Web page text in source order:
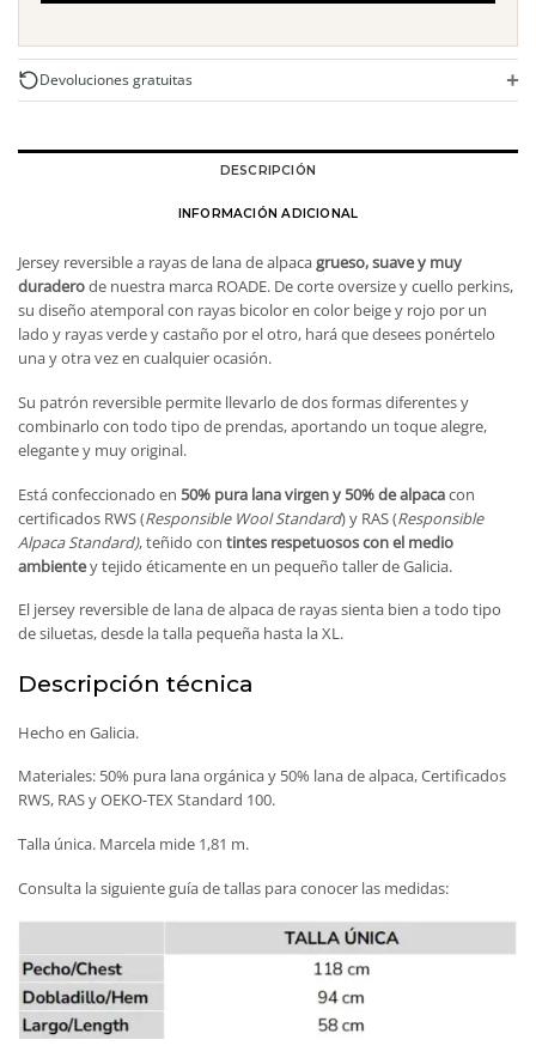
Devoluciones gratuitas +
DESCRIPCIÓN
INFORMACIÓN ADICIONAL
Jersey reversible a rayas de lana de alpacagrueso, suave y muy
duraderode nuestra marca ROADE. De corte oversize y cuello perkins,
su diseño atemporal con rayas bicolor en color beige y rojo por un
lado y rayas verde y castaño por el otro, hará que desees ponértelo
una y otra vez en cualquier ocasión.
Su patrón reversible permite llevarlo de dos formas diferentes y
combinarlo con todo tipo de prendas, aportando un toque alegre,
elegante y muy original.
Está confeccionado en 50% pura lana virgen y 50% de alpacacon
certificados RWS (Responsible Wool Standard) y RAS (Responsible
Alpaca Standard), teñido con tintes respetuosos con el medio
ambientey tejido éticamente en un pequeño taller de Galicia.
El jersey reversible de lana de alpaca de rayas sienta bien a todo tipo
de siluetas, desde la talla pequeña hasta la XL.
Descripción técnica
Hecho en Galicia.
Materiales: 50% pura lana orgánica y 50% lana de alpaca, Certificados
RWS, RAS y OEKO-TEX Standard 100.
Talla única. Marcela mide 1,81 m.
Consulta la siguiente guía de tallas para conocer las medidas: